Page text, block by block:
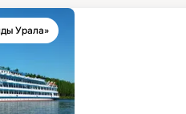
Урала»